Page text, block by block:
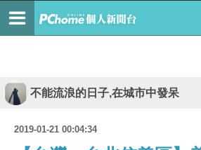
不能流浪的日子,在城市中發呆
2019-01-21 00:04:34